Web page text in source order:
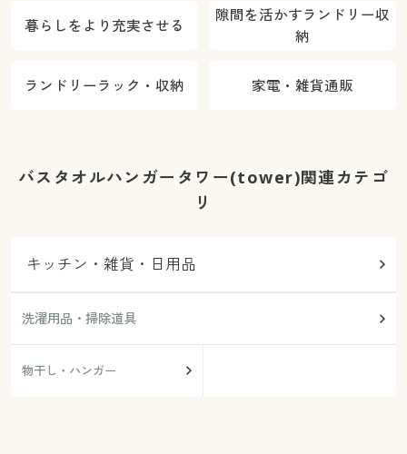
暮らしをより充実させる
隙間を活かすランドリー収
納
ランドリーラック・収納 家電・雑貨通販
バスタオルハンガータワー(tower)関連カテゴ
リ
キッチン・雑貨・日用品
洗濯用品・掃除道具
物干し・ハンガー